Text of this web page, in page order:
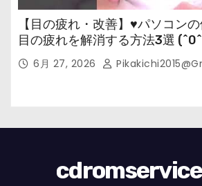
【目の疲れ・改善】♥パソコン
目の疲れを解消する方法3選
市の女性・美容鍼灸・整体師が
6月 27, 2026